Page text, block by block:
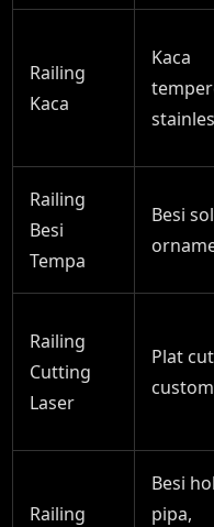
Railing
Kaca
Kaca
Railing
Besi
Tempa
Besi
Railing
Cutting
Laser
Plat
custom
Railing
Besi
pipa,